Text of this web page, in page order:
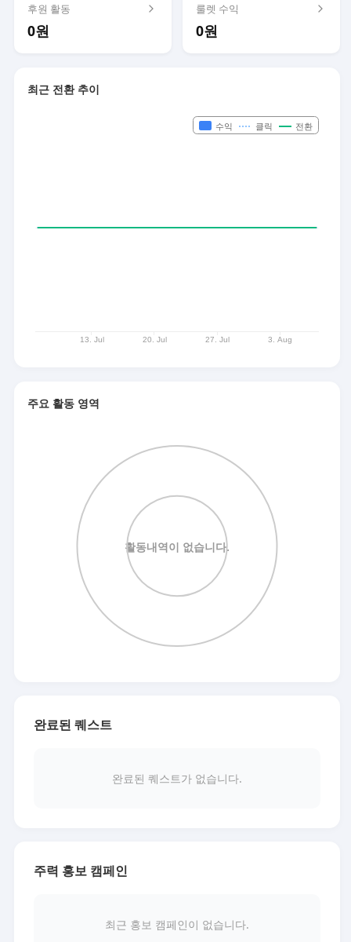
후원 활동
0원
룰렛 수익
0원
최근 전환 추이
주요 활동 영역
완료된 퀘스트
완료된 퀘스트가 없습니다.
주력 홍보 캠페인
최근 홍보 캠페인이 없습니다.